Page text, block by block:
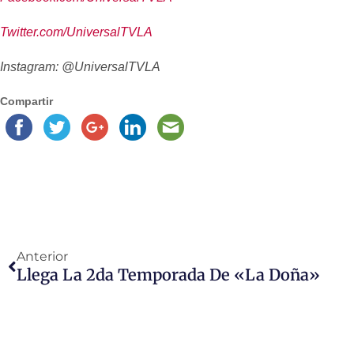
Twitter.com/UniversalTVLA
Instagram: @UniversalTVLA
Compartir
Anterior
Llega La 2da Temporada De «La Doña»